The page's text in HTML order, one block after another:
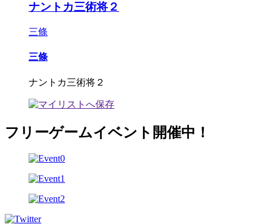
ナントカ三術将２
三條
三條
ナントカ三術将２
フリーゲームイベント開催中！